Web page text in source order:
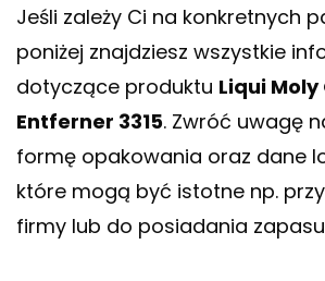
Jeśli zależy Ci na konkretnych
poniżej znajdziesz wszystkie
dotyczące produktu Liqui Moly
Entferner 3315. Zwróć uwagę
formę opakowania oraz dane
które mogą być istotne np.
firmy lub do posiadania